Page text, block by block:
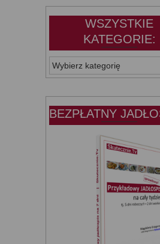
WSZYSTKIE
KATEGORIE:
WSZYSTKIE
KATEGORIE:
BEZPŁATNY